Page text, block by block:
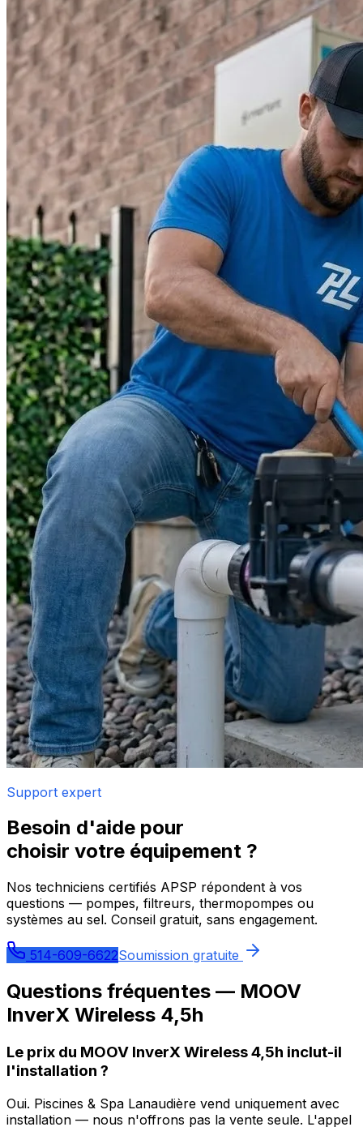
Support expert
Besoin d'aide pour
choisir votre équipement ?
Nos techniciens certifiés APSP répondent à vos
questions — pompes, filtreurs, thermopompes ou
systèmes au sel. Conseil gratuit, sans engagement.
514-609-6622Soumission gratuite
Questions fréquentes — MOOV
InverX Wireless 4,5h
Le prix du MOOV InverX Wireless 4,5h inclut-il
l'installation ?
Oui. Piscines & Spa Lanaudière vend uniquement avec
installation — nous n'offrons pas la vente seule. L'appel